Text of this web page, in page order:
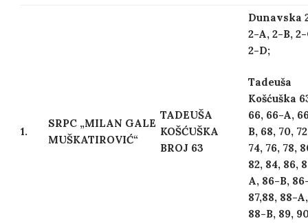
1.
SRPC „MILAN GALE
MUŠKATIROVIĆ“
TADEUŠA
KOŠĆUŠKA
BROJ 63
Dunavska
2-A, 2-B,
2-D;
Tadeuša
Košćuška
66, 66-A,
B, 68, 70,
74, 76, 78,
82, 84, 86,
A, 86-B,
87,88, 88-A,
88-B, 89,